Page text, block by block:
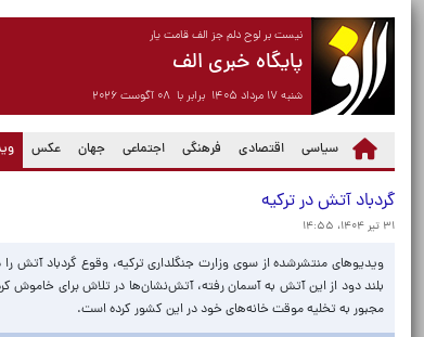
نیست بر لوح دلم جز الف قامت یار
پایگاه خبری الف
شنبه ۱۷ مرداد ۱۴۰۵ برابر با ۰۸ آگوست ۲۰۲۶
سیاسی اقتصادی فرهنگی اجتماعی جهان عکس
گردباد آتش در ترکیه
۳۱ تیر ۱۴۰۴، ۱۴:۵۵
بلند دود از این آتش به آسمان رفته، آتش‌نشان‌ها در تلاش برای خاموش
مجبور به تخلیه موقت خانه‌های خود در این کشور کرده است.